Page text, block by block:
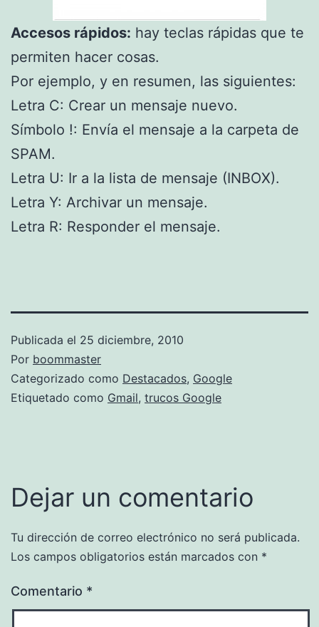
Accesos rápidos: hay teclas rápidas que te
permiten hacer cosas.
Por ejemplo, y en resumen, las siguientes:
Letra C: Crear un mensaje nuevo.
Símbolo !: Envía el mensaje a la carpeta de
SPAM.
Letra U: Ir a la lista de mensaje (INBOX).
Letra Y: Archivar un mensaje.
Letra R: Responder el mensaje.
Publicada el 25 diciembre, 2010
Por boommaster
Categorizado como Destacados, Google
Etiquetado como Gmail, trucos Google
Dejar un comentario
Tu dirección de correo electrónico no será publicada.
Los campos obligatorios están marcados con *
Comentario *